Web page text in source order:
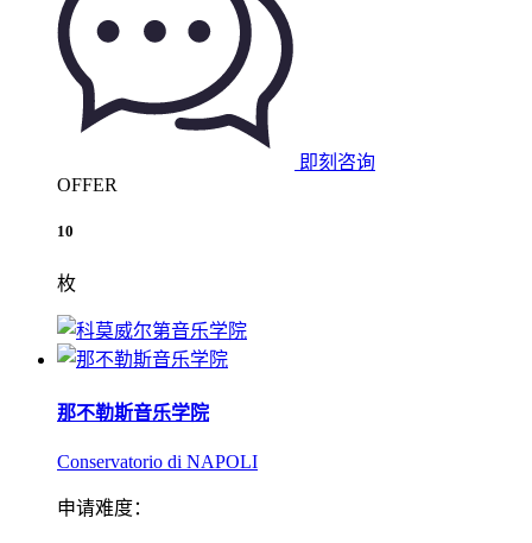
即刻咨询
OFFER
10
枚
那不勒斯音乐学院
Conservatorio di NAPOLI
申请难度：